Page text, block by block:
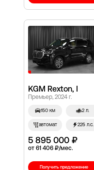
KGM Rexton, I
Премьер, 2024 г.
150 км 2 л.
автомат 225 л.с.
5 895 000 ₽
от 61 406 ₽/мес.
Получить предложение